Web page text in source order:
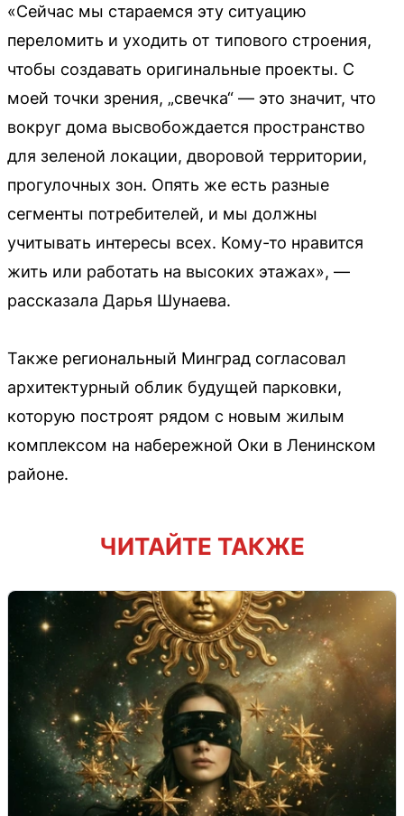
«Сейчас мы стараемся эту ситуацию
переломить и уходить от типового строения,
чтобы создавать оригинальные проекты. С
моей точки зрения, „свечка“ — это значит, что
вокруг дома высвобождается пространство
для зеленой локации, дворовой территории,
прогулочных зон. Опять же есть разные
сегменты потребителей, и мы должны
учитывать интересы всех. Кому-то нравится
жить или работать на высоких этажах», —
рассказала Дарья Шунаева.
Также региональный Минград согласовал
архитектурный облик будущей парковки,
которую построят рядом с новым жилым
комплексом на набережной Оки в Ленинском
районе.
ЧИТАЙТЕ ТАКЖЕ